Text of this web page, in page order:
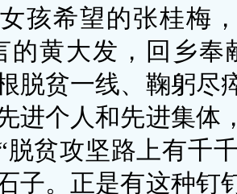
孩希望的张桂梅
的黄大发，回乡
脱贫一线、鞠躬尽
进个人和先进集体
脱贫攻坚路上有千
子。正是有这种钉